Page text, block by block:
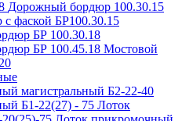
Дорожный бордюр 100.30.15
фаской БР100.30.15
БР 100.30.18
БР 100.45.18 Мостовой
магистральный Б2-22-40
Б1-22(27) - 75 Лоток